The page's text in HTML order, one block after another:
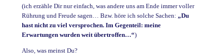
(ich erzähle Dir nur einfach, was andere uns am Ende immer voller
Rührung und Freude sagen… Bzw. höre ich solche Sachen: „Du
hast nicht zu viel versprochen. Im Gegenteil: meine
Erwartungen wurden weit übertroffen…“)
Also, was meinst Du?